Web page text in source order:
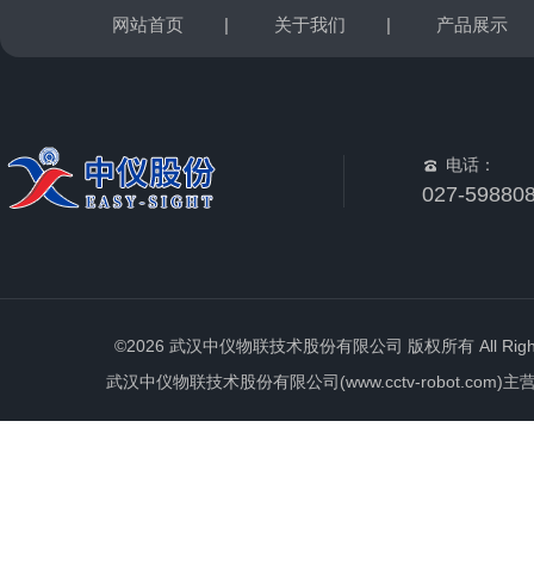
网站首页 | 关于我们 | 产品展示
电话：
027-
©2026 武汉中仪物联技术股份有限公司 版权所有 All
武汉中仪物联技术股份有限公司(www.cctv-robot.com)主